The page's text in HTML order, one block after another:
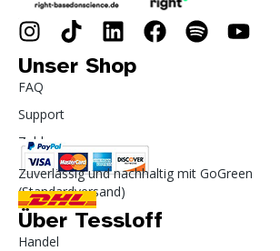
Unser Shop
FAQ
Support
Zahlung
Zuverlässig und nachhaltig mit GoGreen
(Standardversand)
Über Tessloff
Handel